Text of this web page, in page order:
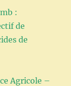
:
de
de
Agricole –